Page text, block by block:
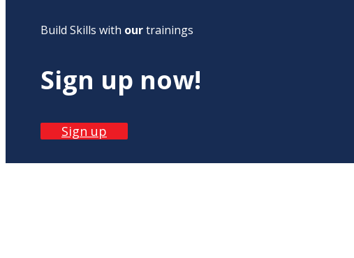
Build Skills with ourtrainings
Sign up now!
Sign up